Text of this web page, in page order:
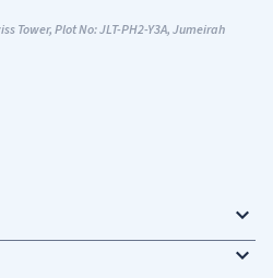
Tower, Plot No: JLT-PH2-Y3A, Jumeirah